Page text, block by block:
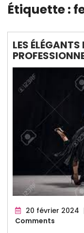
Étiquette :
LES
20 février 2024
Comments